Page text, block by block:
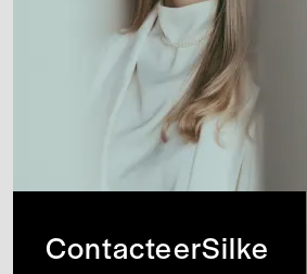
ContacteerSilke